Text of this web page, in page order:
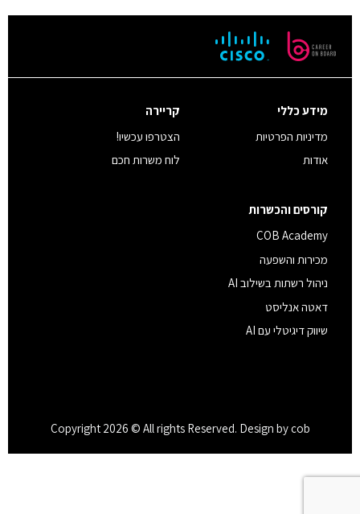
בכפוף
למדיניות
הגנת
הפרטיות *
מידע כללי
מדיניות הפרטיות
אודות
קריירה
הצטרפו עכשיו!
לוח משרות חכם
קורסים והכשרות
COB Academy
מכירות והשפעה
ניהול רשתות בשילוב AI
דאטה אנליסט
שיווק דיגיטלי עם AI
Copyright 2026 © All rights Reserved. Design by cob